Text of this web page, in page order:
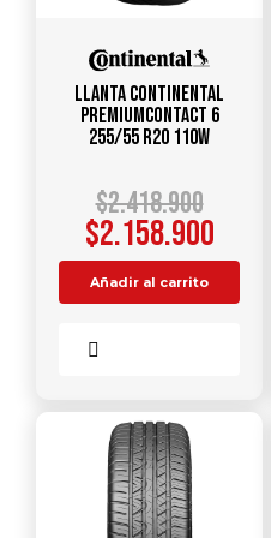
Llanta CONTINENTAL
PREMIUMCONTACT 6
255/55 R20 110W
$2.418.900
$2.158.900
Añadir al carrito